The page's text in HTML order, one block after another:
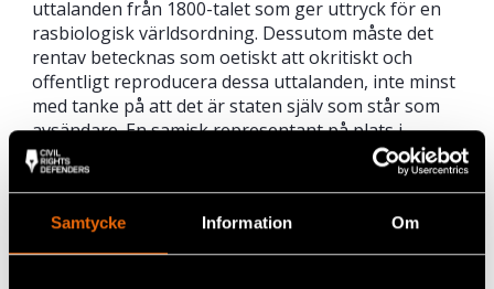
Samtycke Information Om
uttalanden från 1800-talet som ger uttryck för en
rasbiologisk världsordning. Dessutom måste det
rentav betecknas som oetiskt att okritiskt och
offentligt reproducera dessa uttalanden, inte minst
med tanke på att det är staten själv som står som
avsändare. En samisk representant på plats i
domstolen berättade för Amnesty att hon aldrig
hört så rasistiska uttalanden riktade mot samer i
högsta domstol, ur munnen på statens företrädare,
kan bara ses som ytterst anmärkningsvärt och